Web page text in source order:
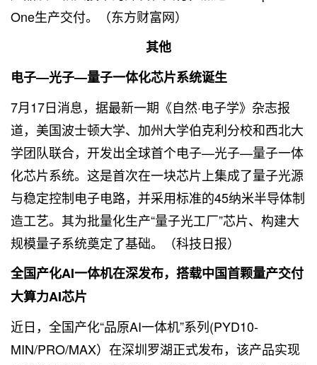
One生产交付。（东方财富网）
其他
电子—光子—量子一体化芯片系统诞生
7月17日消息，据最新一期《自然·电子学》杂志报
道，美国波士顿大学、加州大学伯克利分校和西北大
学团队联合，开发出全球首个电子—光子—量子一体
化芯片系统。这是首次在一块芯片上集成了量子光源
与稳定控制电子电路，并采用标准的45纳米半导体制
造工艺。其为批量化生产“量子光工厂”芯片、构建大
规模量子系统奠定了基础。（科技日报）
全国产化AI一体机在深发布，搭载中国首颗量产交付
大算力AI芯片
近日，全国产化“品原AI一体机”系列(PYD10-
MIN/PRO/MAX）在深圳罗湖正式发布，该产品实现